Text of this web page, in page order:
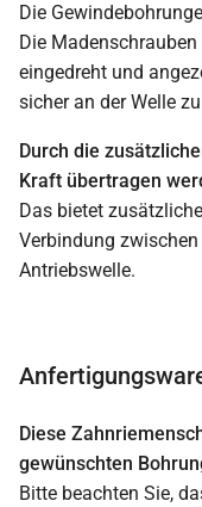
Die
Die
eingedreht und
sicher an der Welle
Durch die
Kraft übertragen
Das bietet
Verbindung
Antriebswelle.
Diese
gewünschten
Bitte beachten Sie,